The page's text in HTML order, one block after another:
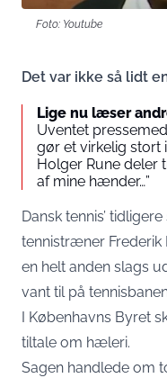
Foto: Youtube
Det var ikke så lidt
Lige nu læser
Uventet
gør et virkelig stort
Holger Rune deler
af mine hænder…”
Dansk tennis’
tennistræner Frederik
en helt anden slags
vant til på
I Københavns Byret
tiltale om hæleri.
Sagen handlede om